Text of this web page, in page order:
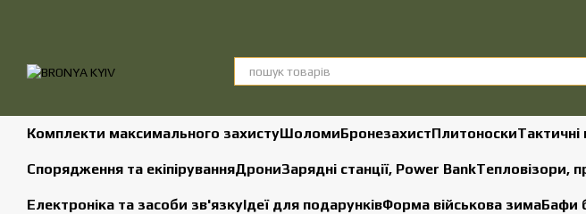
Комплекти максимального захистуШоломиБронезахистПлитоноски
Спорядження та екіпіруванняДрониЗарядні станції, Power BankТепловізори,
Електроніка та засоби зв'язкуІдеї для подарунківФорма військова зимаБафи